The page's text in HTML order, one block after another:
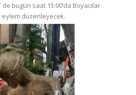
de bugün saat 15:00’da Boyacılar
eylem düzenleyecek.